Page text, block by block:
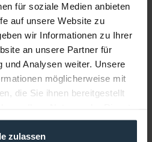
für soziale Medien anbieten
auf unsere Website zu
wir Informationen zu Ihrer
an unsere Partner für
und Analysen weiter. Unsere
möglicherweise mit
die Sie ihnen bereitgestellt
zulassen
12308246
€ 285,60